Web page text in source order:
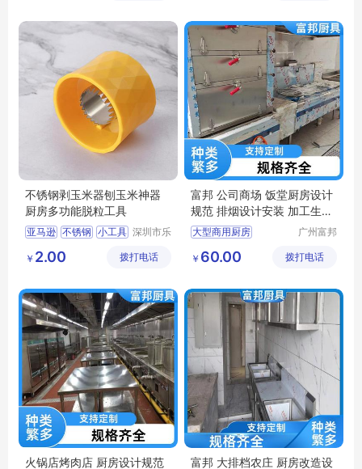
食堂厨房设备
厨具供应商
不锈钢剥玉米器刨玉米神器
厨房多功能脱粒工具
亚马逊 不锈钢 小工具 深圳市乐
技有限公
￥ 2.00 拨打电话
富邦 公司商场 饭堂厨房设计
规范 排烟设计安装 加工生产
厂家
大型商用厨房
饭堂厨房设备
湘菜馆厨房设备
广州富邦
工程有限
￥ 60.00 拨打电话
火锅店烤肉店 厨房设计规范 富邦 大排档农庄 厨房改造设